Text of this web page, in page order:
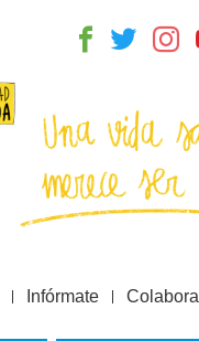
Infórmate Colabora